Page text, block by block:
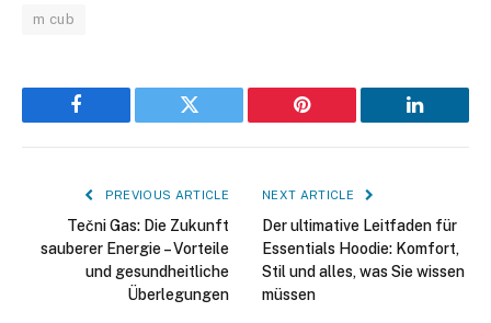
m cub
Facebook Twitter Pinterest LinkedIn
PREVIOUS ARTICLE
Tečni Gas: Die Zukunft
sauberer Energie – Vorteile
und gesundheitliche
Überlegungen
NEXT ARTICLE
Der ultimative Leitfaden für
Essentials Hoodie: Komfort,
Stil und alles, was Sie wissen
müssen